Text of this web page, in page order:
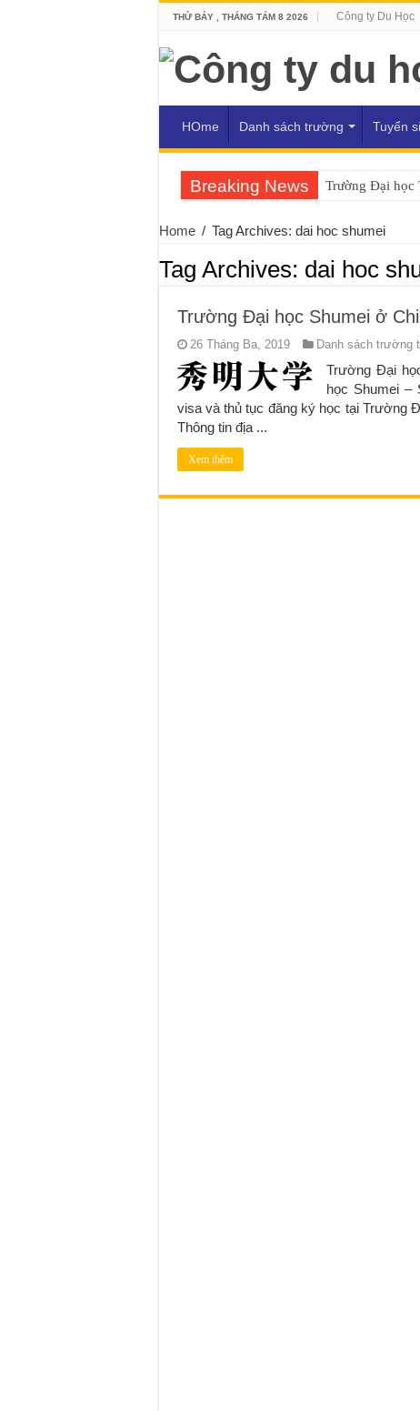
THỨ BẢY , THÁNG TÁM 8 2026 Công ty Du Học
HOme Danh sách trường Tuyển
Breaking News Trường Đại học
Home / Tag Archives: dai hoc shumei
Tag Archives: dai hoc
Trường Đại học Shumei ở
26 Tháng Ba, 2019 Danh sách trường
Trường Đại
học Shumei –
visa và thủ tục đăng ký học tại
Thông tin địa ...
Xem thêm